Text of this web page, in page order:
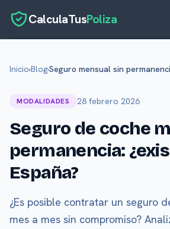
CalculaTusPoliza
Blog
Glosario
Sobre Nosotros
Contacto
Inicio›Blog›Seguro mensual sin
MODALIDADES 28 febrero 2026
Seguro de coche
permanencia:
España?
¿Es posible contratar un seguro
mes a mes sin compromiso?